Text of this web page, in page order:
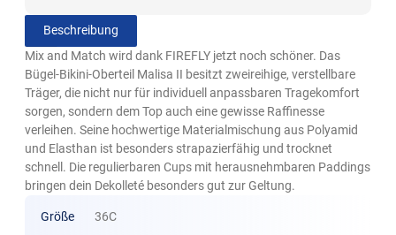
Beschreibung
Mix and Match wird dank FIREFLY jetzt noch schöner. Das
Bügel-Bikini-Oberteil Malisa II besitzt zweireihige, verstellbare
Träger, die nicht nur für individuell anpassbaren Tragekomfort
sorgen, sondern dem Top auch eine gewisse Raffinesse
verleihen. Seine hochwertige Materialmischung aus Polyamid
und Elasthan ist besonders strapazierfähig und trocknet
schnell. Die regulierbaren Cups mit herausnehmbaren Paddings
bringen dein Dekolleté besonders gut zur Geltung.
Größe 36C